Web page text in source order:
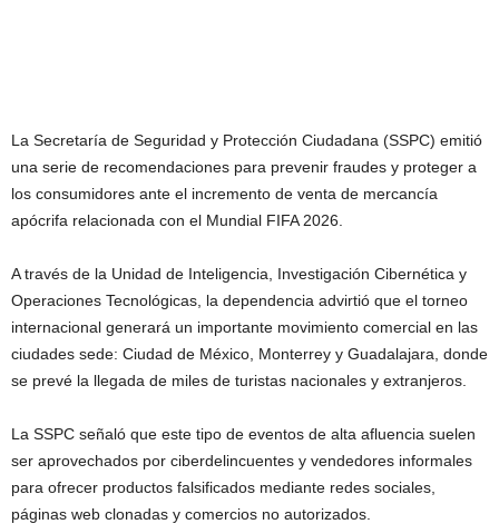
La Secretaría de Seguridad y Protección Ciudadana (SSPC) emitió
una serie de recomendaciones para prevenir fraudes y proteger a
los consumidores ante el incremento de venta de mercancía
apócrifa relacionada con el Mundial FIFA 2026.
A través de la Unidad de Inteligencia, Investigación Cibernética y
Operaciones Tecnológicas, la dependencia advirtió que el torneo
internacional generará un importante movimiento comercial en las
ciudades sede: Ciudad de México, Monterrey y Guadalajara, donde
se prevé la llegada de miles de turistas nacionales y extranjeros.
La SSPC señaló que este tipo de eventos de alta afluencia suelen
ser aprovechados por ciberdelincuentes y vendedores informales
para ofrecer productos falsificados mediante redes sociales,
páginas web clonadas y comercios no autorizados.